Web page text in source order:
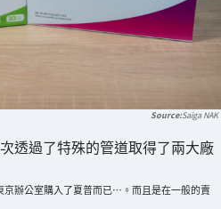
Saiga NAK
透過了特殊的管道取得了兩大廠
辦公室購入了夏普而已…。而且是在一般的賣